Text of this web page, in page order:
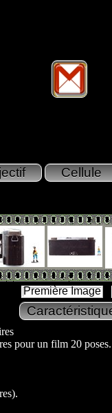
Première Image
pour un film 20 poses.